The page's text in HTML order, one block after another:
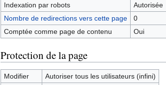
Indexation par robots
Autorisée
Nombre de redirections vers cette page
0
Comptée comme page de contenu
Oui
Protection de la page
Modifier
Autoriser tous les utilisateurs (infini)